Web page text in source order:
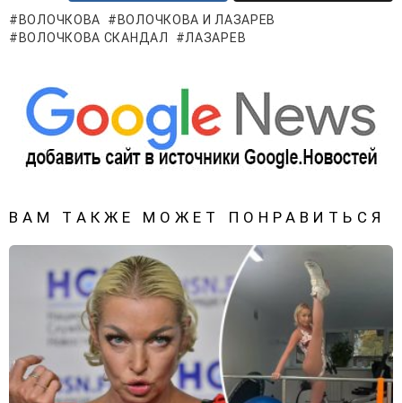
ВОЛОЧКОВА
ВОЛОЧКОВА И ЛАЗАРЕВ
ВОЛОЧКОВА СКАНДАЛ
ЛАЗАРЕВ
ВАМ ТАКЖЕ МОЖЕТ ПОНРАВИТЬСЯ